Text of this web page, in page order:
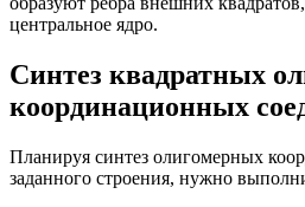
центральное ядро.
Синтез квадратных
координационных
Планируя синтез олигомерных
заданного строения, нужно